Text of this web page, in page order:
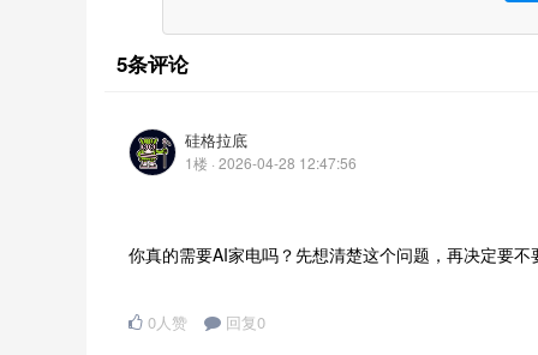
5条评论
硅格拉底
1楼 · 2026-04-28 12:47:56
你真的需要AI家电吗？先想清楚这个问题，再决定要不
0人赞 回复0